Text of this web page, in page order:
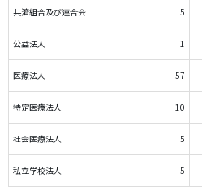
共済組合及び連合会 5
公益法人 1
医療法人 57
特定医療法人 10
社会医療法人 5
私立学校法人 5